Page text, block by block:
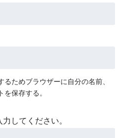
るためブラウザーに自分の名前、
を保存する。
してください。